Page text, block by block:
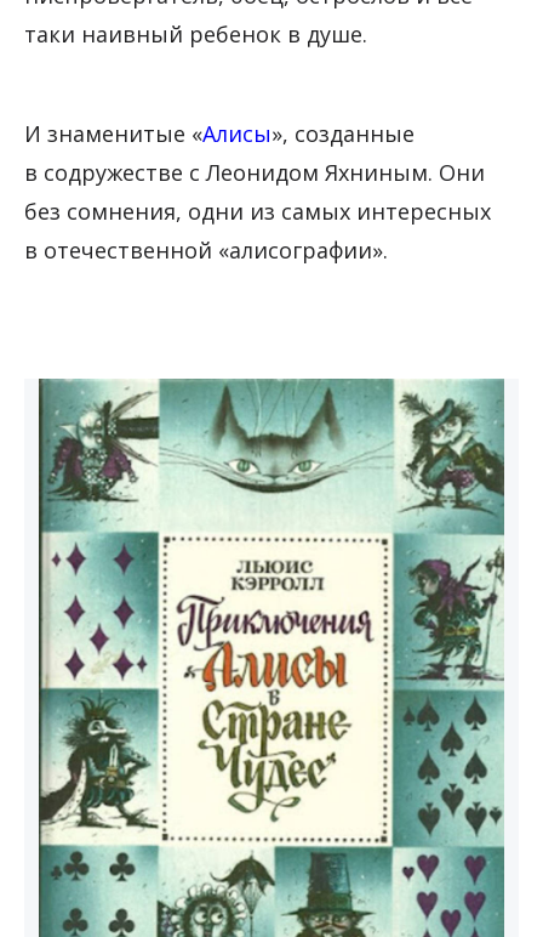
таки наивный ребенок в душе.
И знаменитые «Алисы», созданные
в содружестве с Леонидом Яхниным. Они
без сомнения, одни из самых интересных
в отечественной «алисографии».